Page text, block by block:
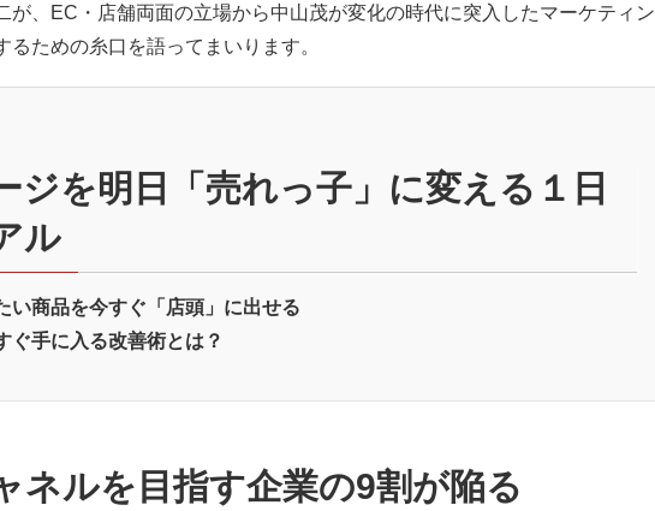
が、EC・店舗両面の立場から中山茂が変化の時代に突入したマーケティン
ための糸口を語ってまいります。
ジを明日「売れっ子」に変える１日
ル
い商品を今すぐ「店頭」に出せる
ぐ手に入る改善術とは？
ネルを目指す企業の9割が陥る